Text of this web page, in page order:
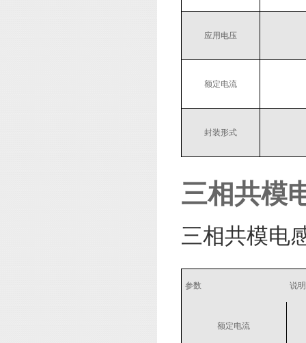
应用电压
额定电流
封装形式
三相共模
三相共模电
参数 说明
额定电流